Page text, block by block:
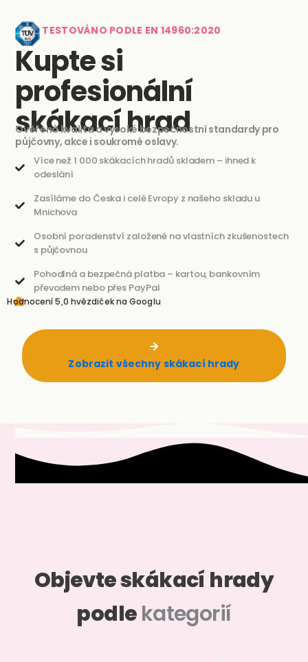
TESTOVÁNO PODLE EN 14960:2020
Kupte si
profesionální
skákací hrad
Ověřená kvalita a vysoké bezpečnostní standardy pro
půjčovny, akce i soukromé oslavy.
Více než 1 000 skákacích hradů skladem – ihned k
odeslání
Zasíláme do Česka i celé Evropy z našeho skladu u
Mnichova
Osobní poradenství založené na vlastních zkušenostech
s půjčovnou
Pohodlná a bezpečná platba – kartou, bankovním
převodem nebo přes PayPal
Hodnocení 5,0 hvězdiček na Googlu
Zobrazit všechny skákací hrady
Objevte skákací hrady
podlekategorií